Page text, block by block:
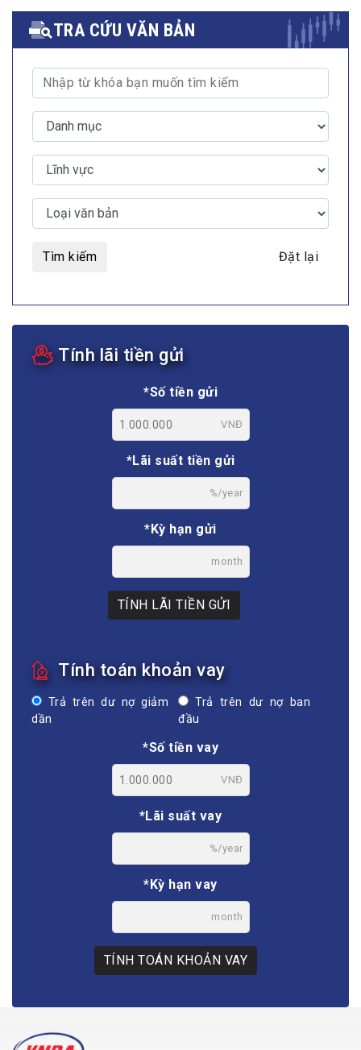
TRA CỨU VĂN BẢN
Tìm kiếm Đặt lại
Tính lãi tiền gửi
*Số tiền gửi
VNĐ
*Lãi suất tiền gửi
%/year
*Kỳ hạn gửi
month
TÍNH LÃI TIỀN GỬI
Tính toán khoản vay
Trả trên dư nợ giảm
dần
Trả trên dư nợ ban
đầu
*Số tiền vay
VNĐ
*Lãi suất vay
%/year
*Kỳ hạn vay
month
TÍNH TOÁN KHOẢN VAY